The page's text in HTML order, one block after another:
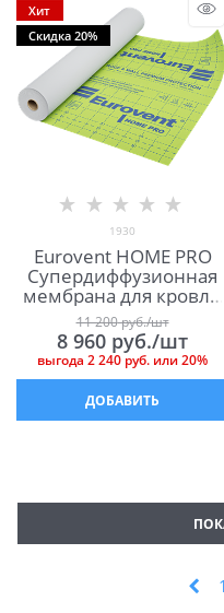
Хит
Скидка 20%
1930
Eurovent HOME PRO
Супердиффузионная
мембрана для кровли
и фасада Евровент
Хоум Про
11 200 руб./шт
8 960 руб./шт
выгода 2 240 руб. или20%
ДОБАВИТЬ
1